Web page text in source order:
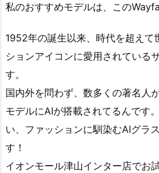
私のおすすめモデルは、この
1952年の誕生以来、時代を超えて
ションアイコンに愛用されている
す。
国内外を問わず、数多くの著名人
モデルにAIが搭載されてるんです
い、ファッションに馴染むAIグラ
す！
イオンモール津山インター店でお